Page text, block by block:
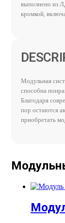
Модульная
способна
Благодаря
пор остаются
приобретать
выполнено из
кромкой,